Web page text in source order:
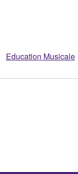
Education Musicale